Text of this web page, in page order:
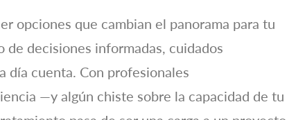
opciones que cambian el panorama para tu
de decisiones informadas, cuidados
día cuenta. Con profesionales
—y algún chiste sobre la capacidad de tu